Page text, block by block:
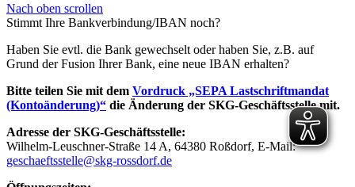
Nach oben scrollen
Stimmt Ihre Bankverbindung/IBAN noch?
Haben Sie evtl. die Bank gewechselt oder haben Sie, z.B. auf
Grund der Fusion Ihrer Bank, eine neue IBAN erhalten?
Bitte teilen Sie mit dem Vordruck „SEPA Lastschriftmandat
(Kontoänderung)“ die Änderung der SKG-Geschäftsstelle mit.
Adresse der SKG-Geschäftsstelle:
Wilhelm-Leuschner-Straße 14 A, 64380 Roßdorf, E-Mail:
geschaeftsstelle@skg-rossdorf.de